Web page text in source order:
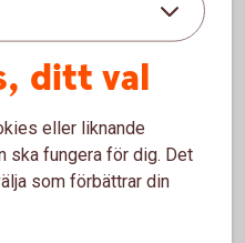
för Bevis
ditt val
eller liknande
ska fungera för dig. Det
som förbättrar din